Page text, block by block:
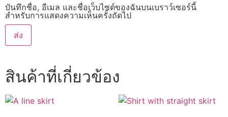
บันทึกชื่อ, อีเมล และชื่อเว็บไซต์ของฉันบนเบราว์เซอร์นี้
สำหรับการแสดงความเห็นครั้งถัดไป
สินค้าที่เกี่ยวข้อง